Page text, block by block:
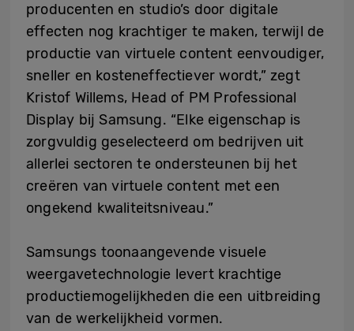
producenten en studio’s door digitale
effecten nog krachtiger te maken, terwijl de
productie van virtuele content eenvoudiger,
sneller en kosteneffectiever wordt,” zegt
Kristof Willems, Head of PM Professional
Display bij Samsung. “Elke eigenschap is
zorgvuldig geselecteerd om bedrijven uit
allerlei sectoren te ondersteunen bij het
creëren van virtuele content met een
ongekend kwaliteitsniveau.”
Samsungs toonaangevende visuele
weergavetechnologie levert krachtige
productiemogelijkheden die een uitbreiding
van de werkelijkheid vormen.